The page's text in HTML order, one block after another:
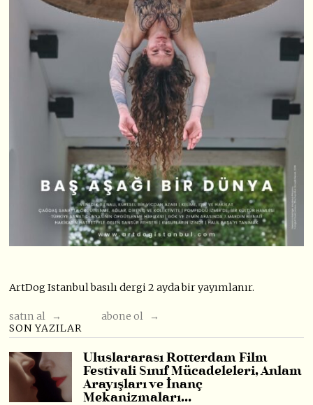
ArtDog Istanbul basılı dergi 2 ayda bir yayımlanır.
satın al →
abone ol →
SON YAZILAR
Uluslararası Rotterdam Film
Festivali Sınıf Mücadeleleri, Anlam
Arayışları ve İnanç
Mekanizmaları…